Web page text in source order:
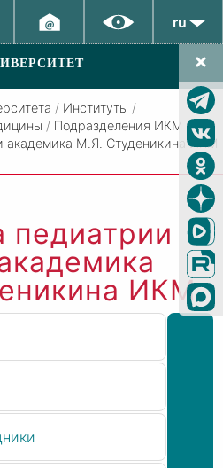
ru
/ Институты /
/ Подразделения ИКМ /
академика М.Я. Студеникина ИКМ
педиатрии
ИКМ